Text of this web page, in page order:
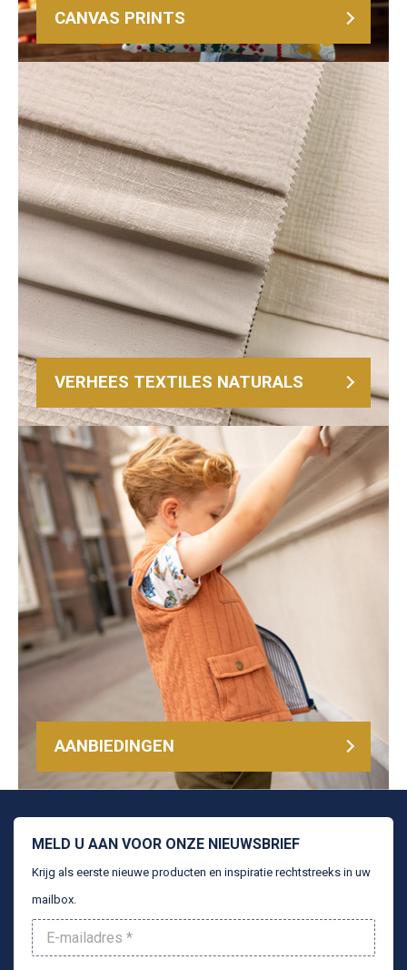
CANVAS PRINTS
VERHEES TEXTILES NATURALS
AANBIEDINGEN
MELD U AAN VOOR ONZE NIEUWSBRIEF
Krijg als eerste nieuwe producten en inspiratie rechtstreeks in uw
mailbox.